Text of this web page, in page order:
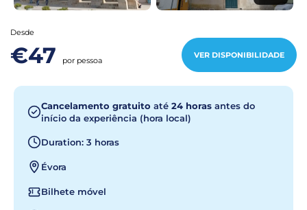
Desde
€47 por pessoa
VER DISPONIBILIDADE
Cancelamento gratuito até 24 horas antes do
início da experiência (hora local)
Duration: 3 horas
Évora
Bilhete móvel